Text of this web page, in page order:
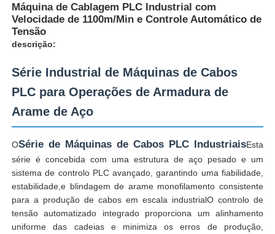
Casa
Produtos
Máquina de Cablagem PLC Industrial com
Velocidade de 1100m/Min e Controle Automático de
Tensão
descrição:
Série Industrial de Máquinas de Cabos
PLC para Operações de Armadura de
Arame de Aço
OSérie de Máquinas de Cabos PLC IndustriaisEsta
série é concebida com uma estrutura de aço pesado e um
sistema de controlo PLC avançado, garantindo uma fiabilidade,
estabilidade,e blindagem de arame monofilamento consistente
para a produção de cabos em escala industrialO controlo de
tensão automatizado integrado proporciona um alinhamento
uniforme das cadeias e minimiza os erros de produção,